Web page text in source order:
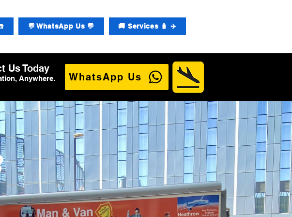
💬 WhatsApp Us 💬 🚚 Services 🧳 ✈️
Us Today
Anywhere.
WhatsApp Us